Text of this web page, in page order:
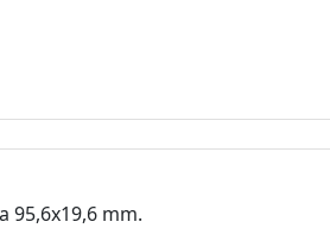
95,6x19,6 mm.